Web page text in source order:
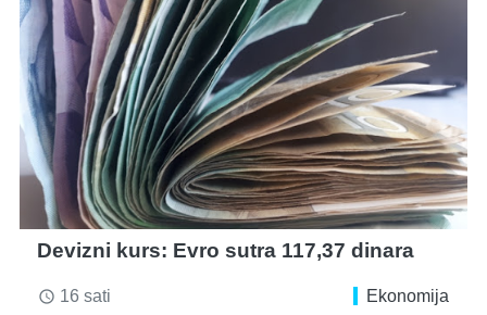
Devizni kurs: Evro sutra 117,37 dinara
access_time 16 sati Ekonomija